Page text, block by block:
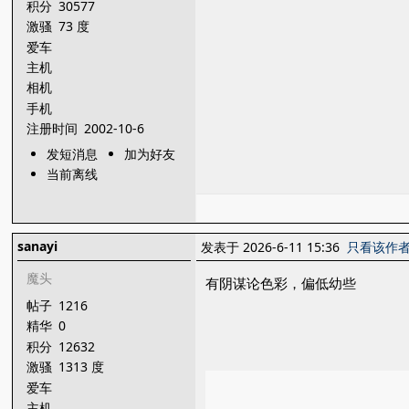
积分 30577
激骚 73 度
爱车
主机
相机
手机
注册时间 2002-10-6
发短消息
加为好友
当前离线
sanayi
魔头
帖子 1216
精华 0
积分 12632
激骚 1313 度
爱车
发表于 2026-6-11 15:36 只看该作
有阴谋论色彩，偏低幼些